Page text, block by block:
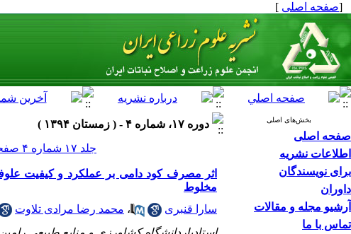
[صفحه اصلی ]
بخش‌های اصلی
صفحه اصلی
اطلاعات نشریه
برای نویسندگان
داوران
آرشیو مجله و مقالات
تماس با ما
دوره ۱۷، شماره ۴ - ( زمستان ۱۳۹۴ )
جلد ۱۷ شماره ۴ صفحات ۳۲۸-۳۱۵
مخلوط
سارا قنبری
، محمد رضا مرادی تلاوت